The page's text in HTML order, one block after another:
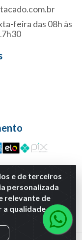
e de terceiros
personalizada
relevante de
a qualidade do
feira das 08h às
Quadra1B Lote 1
- Etapa Xiii,
0001-30